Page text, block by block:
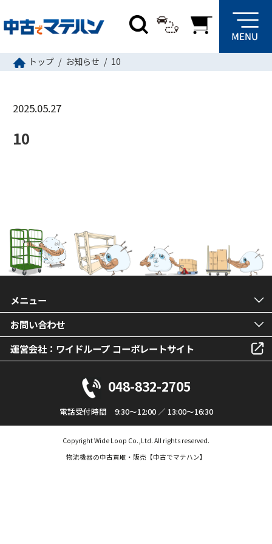
トップ お知らせ 10
2025.05.27
10
メニュー
お問い合わせ
運営会社：ワイドループ コーポレートサイト
048-832-2705
電話受付時間 9:30～12:00 ／ 13:00～16:30
Copyright Wide Loop Co.,Ltd. All rights reserved.
物流機器の中古買取・販売【中古でマテハン】